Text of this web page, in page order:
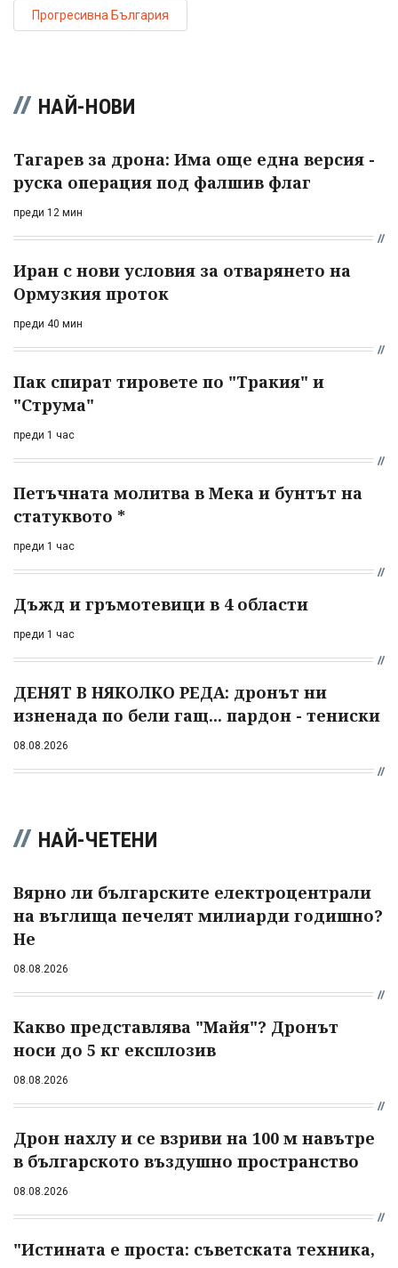
Прогресивна България
НАЙ-НОВИ
Тагарев за дрона: Има още една версия -
руска операция под фалшив флаг
преди 12 мин
Иран с нови условия за отварянето на
Ормузкия проток
преди 40 мин
Пак спират тировете по "Тракия" и
"Струма"
преди 1 час
Петъчната молитва в Мека и бунтът на
статуквото *
преди 1 час
Дъжд и гръмотевици в 4 области
преди 1 час
ДЕНЯТ В НЯКОЛКО РЕДА: дронът ни
изненада по бели гащ... пардон - тениски
08.08.2026
НАЙ-ЧЕТЕНИ
Вярно ли българските електроцентрали
на въглища печелят милиарди годишно?
Не
08.08.2026
Какво представлява "Майя"? Дронът
носи до 5 кг експлозив
08.08.2026
Дрон нахлу и се взриви на 100 м навътре
в българското въздушно пространство
08.08.2026
"Истината е проста: съветската техника,